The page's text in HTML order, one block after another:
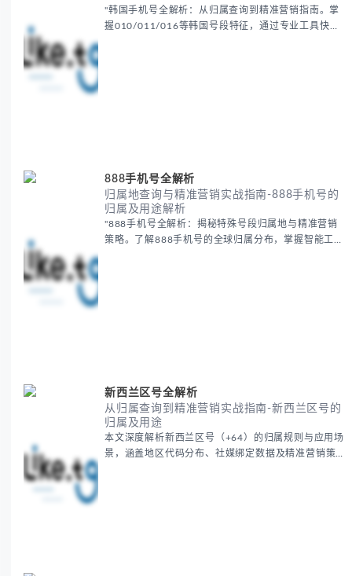
"韩国手机号全解析：从归属查询到精准营销指南。掌
握010/011/016等韩国号段特征，通过专业工具快速
888手机号全解析
归属地查询与精准营销实战指南-888手机号的
归属及用途解析
"888手机号全解析：揭秘特殊号段归属地与精准营销
策略。了解888手机号的全球归属分布，掌握智能工具
新西兰区号全解析
从归属查询到精准营销实战指南-新西兰区号的
归属及用途
本文深度解析新西兰区号（+64）的归属规则与应用场
景，涵盖地区代码分布、社媒绑定数据及精准营销策